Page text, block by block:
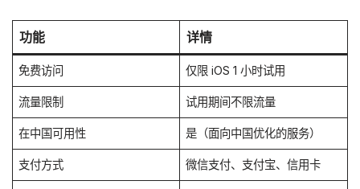
功能 详情
免费访问 仅限 iOS 1 小时试用
流量限制 试用期间不限流量
在中国可用性 是（面向中国优化的服务）
支付方式 微信支付、支付宝、信用卡